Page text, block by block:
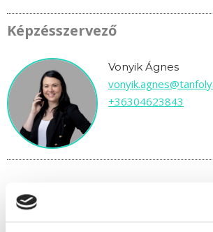
Képzésszervező
Vonyik Ágnes
+36304623843
" A " csoport